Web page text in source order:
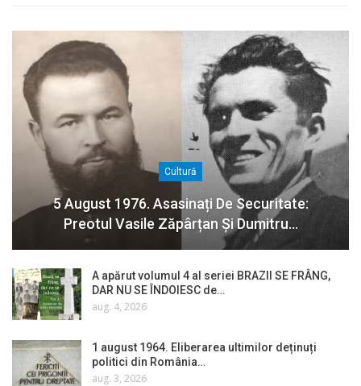
Cultură
5 August 1976. Asasinați De Securitate:
Preotul Vasile Zăpârțan Și Dumitru…
A apărut volumul 4 al seriei BRAZII SE FRÂNG,
DAR NU SE ÎNDOIESC de…
aug. 4, 2026
1 august 1964. Eliberarea ultimilor deținuți
politici din România…
aug. 3, 2026